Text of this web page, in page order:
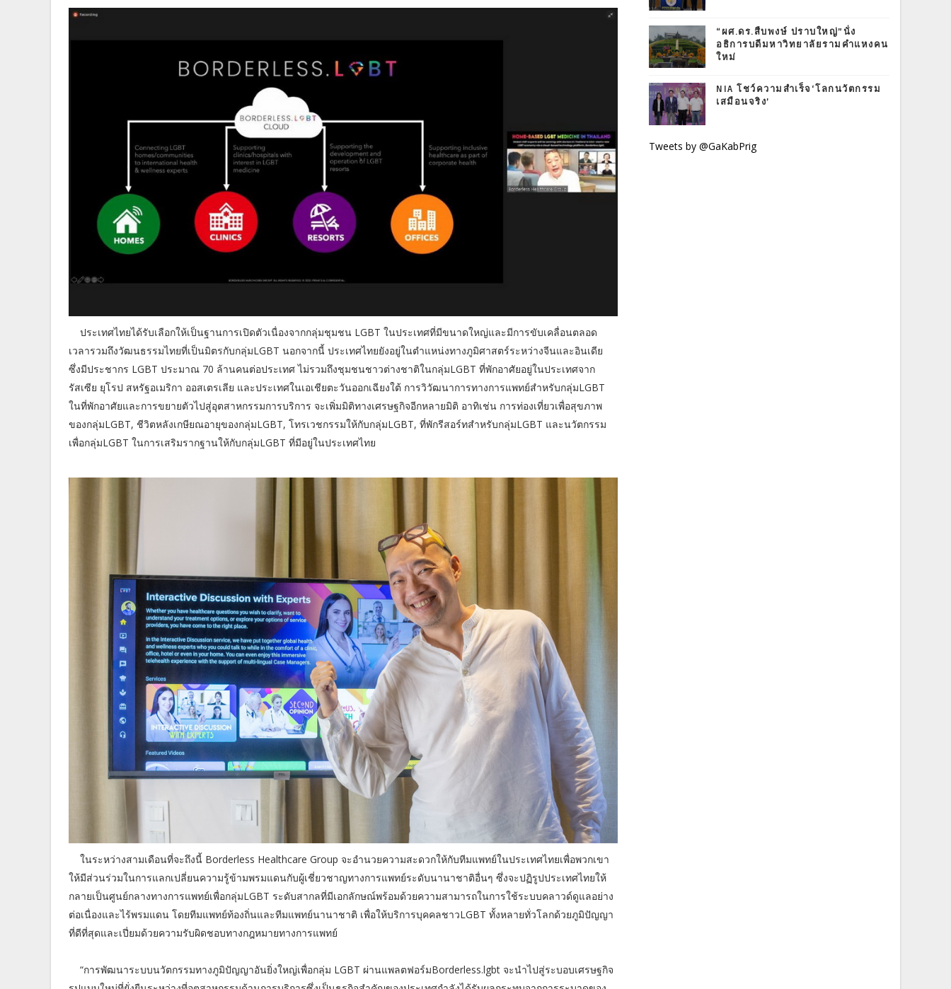
ประเทศไทยได้รับเลือกให้เป็นฐานการเปิดตัวเนื่องจากกลุ่มชุมชน LGBT ในประเทศที่มีขนาดใหญ่และมีการขับเคลื่อนตลอด
เวลารวมถึงวัฒนธรรมไทยที่เป็นมิตรกับกลุ่มLGBT นอกจากนี้ ประเทศไทยยังอยู่ในตำแหน่งทางภูมิศาสตร์ระหว่างจีนและอินเดีย
ซึ่งมีประชากร LGBT ประมาณ 70 ล้านคนต่อประเทศ ไม่รวมถึงชุมชนชาวต่างชาติในกลุ่มLGBT ที่พักอาศัยอยู่ในประเทศจาก
รัสเซีย ยุโรป สหรัฐอเมริกา ออสเตรเลีย และประเทศในเอเชียตะวันออกเฉียงใต้ การวิวัฒนาการทางการแพทย์สำหรับกลุ่มLGBT
ในที่พักอาศัยและการขยายตัวไปสู่อุตสาหกรรมการบริการ จะเพิ่มมิติทางเศรษฐกิจอีกหลายมิติ อาทิเช่น การท่องเที่ยวเพื่อสุขภาพ
ของกลุ่มLGBT, ชีวิตหลังเกษียณอายุของกลุ่มLGBT, โทรเวชกรรมให้กับกลุ่มLGBT, ที่พักรีสอร์ทสำหรับกลุ่มLGBT และนวัตกรรม
เพื่อกลุ่มLGBT ในการเสริมรากฐานให้กับกลุ่มLGBT ที่มีอยู่ในประเทศไทย
ในระหว่างสามเดือนที่จะถึงนี้ Borderless Healthcare Group จะอำนวยความสะดวกให้กับทีมแพทย์ในประเทศไทยเพื่อพวกเขา
ให้มีส่วนร่วมในการแลกเปลี่ยนความรู้ข้ามพรมแดนกับผู้เชี่ยวชาญทางการแพทย์ระดับนานาชาติอื่นๆ ซึ่งจะปฏิรูปประเทศไทยให้
กลายเป็นศูนย์กลางทางการแพทย์เพื่อกลุ่มLGBT ระดับสากลที่มีเอกลักษณ์พร้อมด้วยความสามารถในการใช้ระบบคลาวด์ดูแลอย่าง
ต่อเนื่องและไร้พรมแดน โดยทีมแพทย์ท้องถิ่นและทีมแพทย์นานาชาติ เพื่อให้บริการบุคคลชาวLGBT ทั้งหลายทั่วโลกด้วยภูมิปัญญา
ที่ดีที่สุดและเปี่ยมด้วยความรับผิดชอบทางกฎหมายทางการแพทย์
“การพัฒนาระบบนวัตกรรมทางภูมิปัญญาอันยิ่งใหญ่เพื่อกลุ่ม LGBT ผ่านแพลตฟอร์มBorderless.lgbt จะนำไปสู่ระบอบเศรษฐกิจ
“ผศ.ดร.สืบพงษ์ ปราบใหญ่”นั่ง
อธิการบดีมหาวิทยาลัยรามคำแหงคน
ใหม่
NIA โชว์ความสำเร็จ‘โลกนวัตกรรม
เสมือนจริง’
Tweets by @GaKabPrig